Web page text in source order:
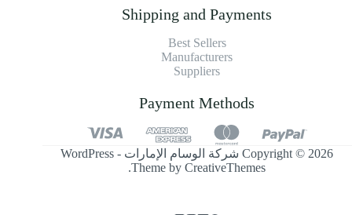
Shipping and Payments
Best Sellers
Manufacturers
Suppliers
Payment Methods
Copyright © 2026 شركة الوسام الإمارات - WordPress
Theme byCreativeThemes
.